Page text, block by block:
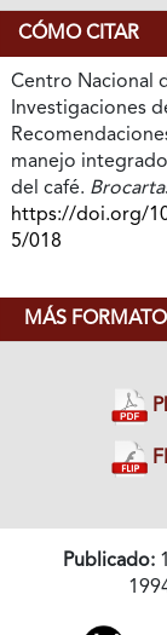
CÓMO CITAR
Centro Nacional
Investigaciones
manejo
del café.
https://doi.org/
5/018
MÁS
Publicado: